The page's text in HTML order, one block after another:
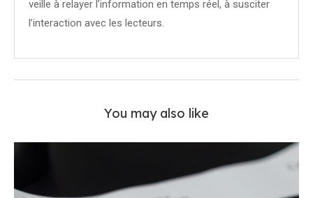
veille à relayer l’information en temps réel, à susciter
l’interaction avec les lecteurs.
You may also like